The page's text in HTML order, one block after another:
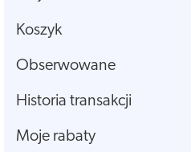
Koszyk
Obserwowane
Historia transakcji
Moje rabaty